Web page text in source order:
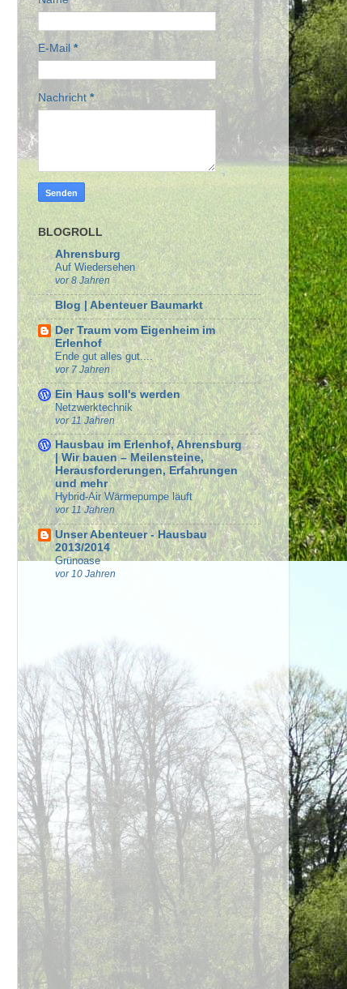
E-Mail *
Nachricht *
BLOGROLL
Ahrensburg
Auf Wiedersehen
vor 8 Jahren
Blog | Abenteuer Baumarkt
Der Traum vom Eigenheim im
Erlenhof
Ende gut alles gut....
vor 7 Jahren
Ein Haus soll's werden
Netzwerktechnik
vor 11 Jahren
Hausbau im Erlenhof, Ahrensburg
| Wir bauen – Meilensteine,
Herausforderungen, Erfahrungen
und mehr
Hybrid-Air Wärmepumpe läuft
vor 11 Jahren
Unser Abenteuer - Hausbau
2013/2014
Grünoase
vor 10 Jahren